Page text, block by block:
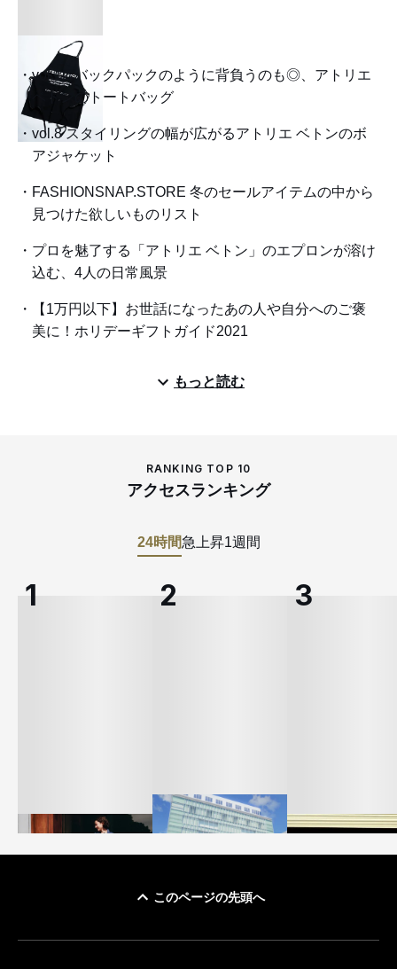
vol.12 バックパックのように背負うのも◎、アトリエ
ベトンのトートバッグ
vol.8 スタイリングの幅が広がるアトリエ ベトンのボ
アジャケット
FASHIONSNAP.STORE 冬のセールアイテムの中から
見つけた欲しいものリスト
プロを魅了する「アトリエ ベトン」のエプロンが溶け
込む、4人の日常風景
【1万円以下】お世話になったあの人や自分へのご褒
美に！ホリデーギフトガイド2021
もっと読む
RANKING TOP 10
アクセスランキング
24時間急上昇1週間
このページの先頭へ